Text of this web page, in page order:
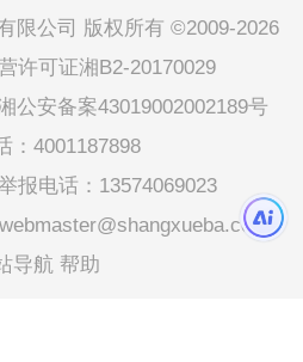
限公司 版权所有 ©2009-2026
许可证湘B2-20170029
公安备案43019002002189号
：4001187898
报电话：13574069023
导航 帮助